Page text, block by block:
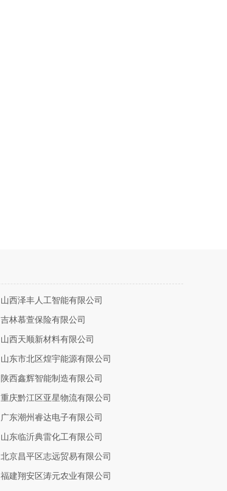
山西泽丰人工智能有限公司
吉林慕萱保险有限公司
山西天顺新材料有限公司
山东市北区煌宇能源有限公司
陕西鑫辉智能制造有限公司
重庆黔江区亚星物流有限公司
广东潮州睿达电子有限公司
山东临沂典雷化工有限公司
北京昌平区志远贸易有限公司
福建翔安区涛元农业有限公司